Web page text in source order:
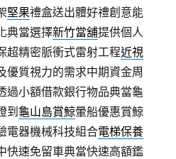
堅果禮盒送出體好禮創意能
典當選擇新竹當舖提供個人
超精密脈衝式雷射工程近視
優質視力的需求中期資金周
過小額借款銀行物品典當龜
到龜山島賞鯨暈船優惠賞鯨
電器機械科技組合電梯保養
快速免留車典當快速高額鑑